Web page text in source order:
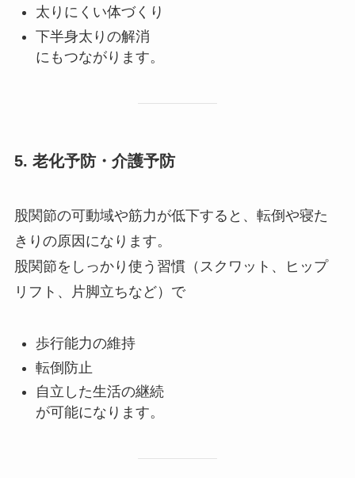
太りにくい体づくり
下半身太りの解消
にもつながります。
5. 老化予防・介護予防
股関節の可動域や筋力が低下すると、転倒や寝た
きりの原因になります。
股関節をしっかり使う習慣（スクワット、ヒップ
リフト、片脚立ちなど）で
歩行能力の維持
転倒防止
自立した生活の継続
が可能になります。